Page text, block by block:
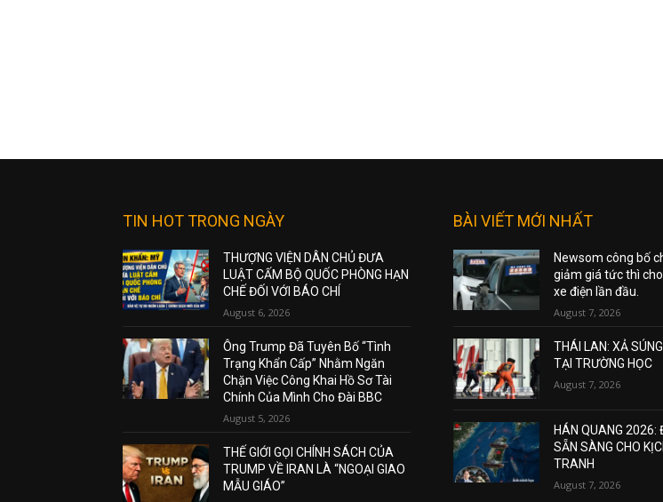
TIN HOT TRONG NGÀY
THƯỢNG VIỆN DÂN CHỦ ĐƯA
LUẬT CẤM BỘ QUỐC PHÒNG HẠN
CHẾ ĐỐI VỚI BÁO CHÍ
August 6, 2026
Ông Trump Đã Tuyên Bố “Tình
Trạng Khẩn Cấp” Nhằm Ngăn
Chặn Việc Công Khai Hồ Sơ Tài
Chính Của Mình Cho Đài BBC
August 5, 2026
THẾ GIỚI GỌI CHÍNH SÁCH CỦA
TRUMP VỀ IRAN LÀ “NGOẠI GIAO
MẪU GIÁO”
BÀI VIẾT MỚI NHẤT
Newsom công bố
giảm giá tức thì
xe điện lần đầu.
August 7, 2026
THÁI LAN: XẢ
TẠI TRƯỜNG HỌC
August 7, 2026
HÁN QUANG 2026:
SẴN SÀNG CHO
TRANH
August 7, 2026